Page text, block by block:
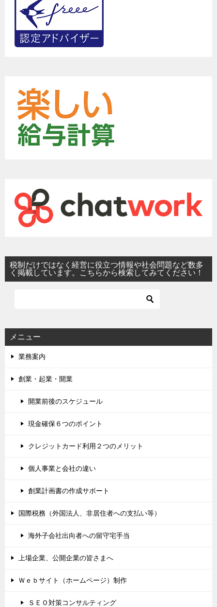
税制だけではなく経営に役立つ情報や社会問題など数多
く掲載しています。こちらから検索してみてください！
メニュー
業務案内
創業・起業・開業
開業前後のスケジュール
現金確保６つのポイント
クレジットカード利用２つのメリット
個人事業と会社の違い
創業計画書の作成サポート
国際税務（外国法人、非居住者への支払い等）
海外子会社出向者への留守宅手当
上場企業、公開企業の皆さまへ
Ｗｅｂサイト（ホームページ）制作
ＳＥＯ対策コンサルティング